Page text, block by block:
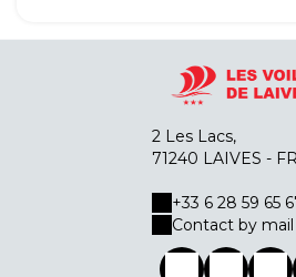
2 Les Lacs,
71240 LAIVES -
+33 6 28 59 65
Contact by mail